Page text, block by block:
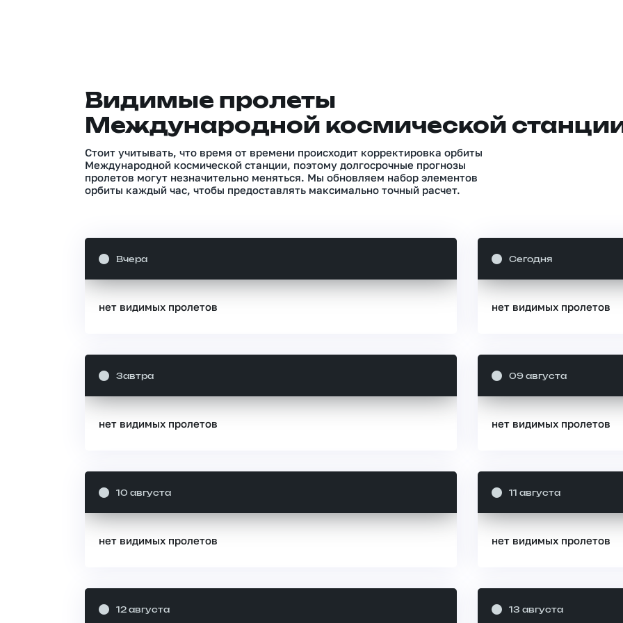
Видимые пролеты
Международной космической
Стоит учитывать, что время от времени происходит корректировка орбиты
Международной космической станции, поэтому долгосрочные прогнозы
пролетов могут незначительно меняться. Мы обновляем набор элементов
орбиты каждый час, чтобы предоставлять максимально точный расчет.
Вчера
нет видимых пролетов
Сегодня
нет видимых пролетов
Завтра
нет видимых пролетов
09 августа
нет видимых пролетов
10 августа
нет видимых пролетов
11 августа
нет видимых пролетов
12 августа 13 августа